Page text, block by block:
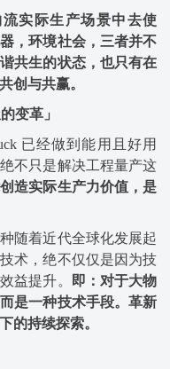
实际生产场景中去使
，环境社会，三者并不
共生的状态，也只有在
创与共赢。
变革」
已经做到能用且好用
不只是解决工程量产这
造实际生产力价值，是
随着近代全球化发展起
术，绝不仅仅是因为技
益提升。
即：对于大物
是一种技术手段。革新
的持续探索。